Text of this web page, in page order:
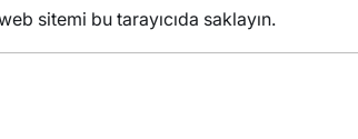
sitemi bu tarayıcıda saklayın.